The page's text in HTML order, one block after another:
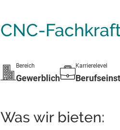
CNC-
Bereich
Gewerblich
Karrierelevel
Was wir bieten: